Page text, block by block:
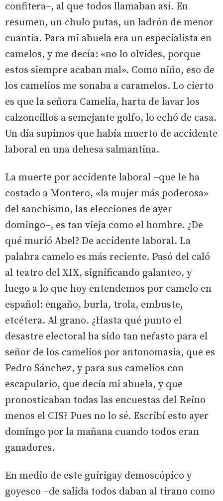
confitera–, al que todos llamaban así. En
resumen, un chulo putas, un ladrón de menor
cuantía. Para mi abuela era un especialista en
camelos, y me decía: «no lo olvides, porque
estos siempre acaban mal». Como niño, eso de
los camelios me sonaba a caramelos. Lo cierto
es que la señora Camelia, harta de lavar los
calzoncillos a semejante golfo, lo echó de casa.
Un día supimos que había muerto de accidente
laboral en una dehesa salmantina.
La muerte por accidente laboral –que le ha
costado a Montero, «la mujer más poderosa»
del sanchismo, las elecciones de ayer
domingo–, es tan vieja como el hombre. ¿De
qué murió Abel? De accidente laboral. La
palabra camelo es más reciente. Pasó del caló
al teatro del XIX, significando galanteo, y
luego a lo que hoy entendemos por camelo en
español: engaño, burla, trola, embuste,
etcétera. Al grano. ¿Hasta qué punto el
desastre electoral ha sido tan nefasto para el
señor de los camelios por antonomasia, que es
Pedro Sánchez, y para sus camelios con
escapulario, que decía mi abuela, y que
pronosticaban todas las encuestas del Reino
menos el CIS? Pues no lo sé. Escribí esto ayer
domingo por la mañana cuando todos eran
ganadores.
En medio de este guirigay demoscópico y
goyesco –de salida todos daban al tirano como